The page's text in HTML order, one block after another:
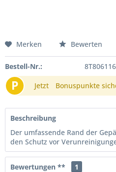
Merken Bewerten
Bestell-Nr.:
P Jetzt Bonuspunkte
Beschreibung
Der umfassende Rand der
den Schutz vor
Bewertungen **
1